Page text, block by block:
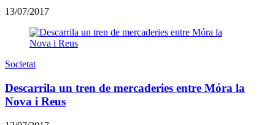
13/07/2017
Societat
Descarrila un tren de mercaderies entre Móra la
Nova i Reus